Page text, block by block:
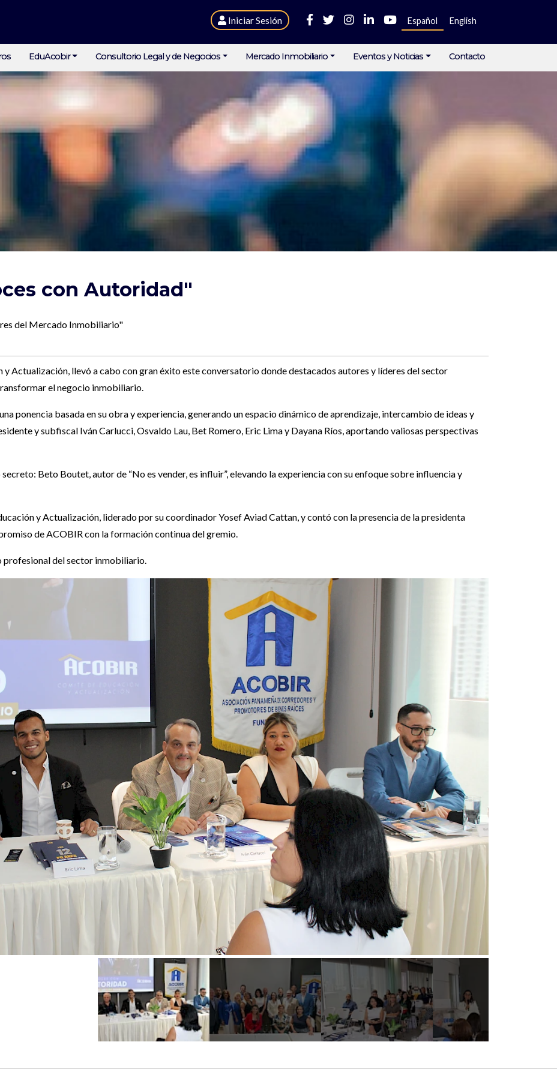
Iniciar Sesión Español English
EduAcobir Consultorio Legal y de Negocios Mercado Inmobiliario Eventos y Noticias Contacto
con Autoridad"
del Mercado Inmobiliario"
y Actualización, llevó a cabo con gran éxito este conversatorio donde destacados autores y líderes del sector
el negocio inmobiliario.
ponencia basada en su obra y experiencia, generando un espacio dinámico de aprendizaje, intercambio de ideas y
y subfiscal Iván Carlucci, Osvaldo Lau, Bet Romero, Eric Lima y Dayana Ríos, aportando valiosas perspectivas
Beto Boutet, autor de “No es vender, es influir”, elevando la experiencia con su enfoque sobre influencia y
y Actualización, liderado por su coordinador Yosef Aviad Cattan, y contó con la presencia de la presidenta
de ACOBIR con la formación continua del gremio.
profesional del sector inmobiliario.